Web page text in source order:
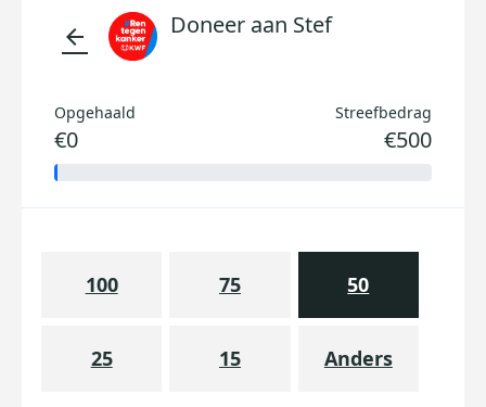
arrow_back Doneer aan Stef
Opgehaald
€0
Streefbedrag
€500
100 75 50
25 15 Anders